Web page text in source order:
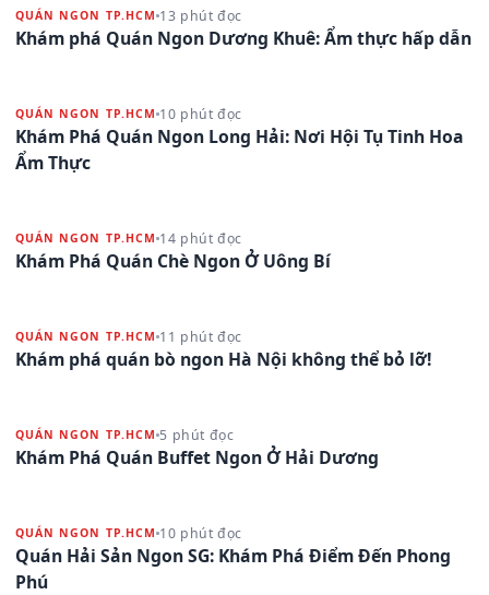
QUÁN NGON TP.HCM 13 phút đọc
Khám phá Quán Ngon Dương Khuê: Ẩm thực hấp dẫn
QUÁN NGON TP.HCM 10 phút đọc
Khám Phá Quán Ngon Long Hải: Nơi Hội Tụ Tinh Hoa
Ẩm Thực
QUÁN NGON TP.HCM 14 phút đọc
Khám Phá Quán Chè Ngon Ở Uông Bí
QUÁN NGON TP.HCM 11 phút đọc
Khám phá quán bò ngon Hà Nội không thể bỏ lỡ!
QUÁN NGON TP.HCM 5 phút đọc
Khám Phá Quán Buffet Ngon Ở Hải Dương
QUÁN NGON TP.HCM 10 phút đọc
Quán Hải Sản Ngon SG: Khám Phá Điểm Đến Phong
Phú